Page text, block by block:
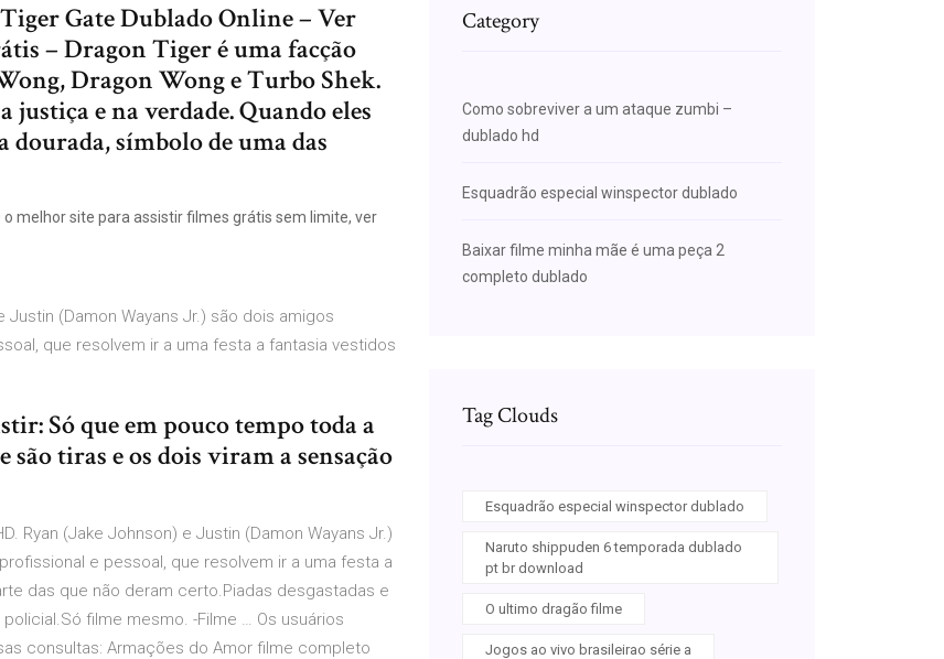
Gate Dublado Online – Ver
– Dragon Tiger é uma facção
Dragon Wong e Turbo Shek.
e na verdade. Quando eles
dourada, símbolo de uma das
melhor site para assistir filmes grátis sem limite, ver
Justin (Damon Wayans Jr.) são dois amigos
que resolvem ir a uma festa a fantasia vestidos
Só que em pouco tempo toda a
tiras e os dois viram a sensação
Ryan (Jake Johnson) e Justin (Damon Wayans Jr.)
e pessoal, que resolvem ir a uma festa a
das que não deram certo.Piadas desgastadas e
filme mesmo. -Filme … Os usuários
consultas: Armações do Amor filme completo
Category
Como sobreviver a um ataque zumbi –
dublado hd
Esquadrão especial winspector dublado
Baixar filme minha mãe é uma peça 2
completo dublado
Tag Clouds
Esquadrão especial winspector dublado
Naruto shippuden 6 temporada dublado
pt br download
O ultimo dragão filme
Jogos ao vivo brasileirao série a